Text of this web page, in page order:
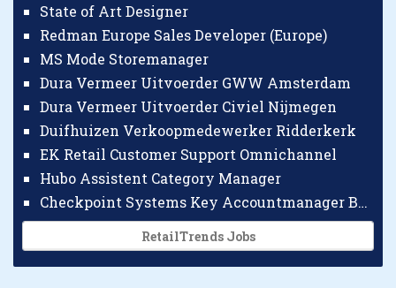
State of Art Designer
Redman Europe Sales Developer (Europe)
MS Mode Storemanager
Dura Vermeer Uitvoerder GWW Amsterdam
Dura Vermeer Uitvoerder Civiel Nijmegen
Duifhuizen Verkoopmedewerker Ridderkerk
EK Retail Customer Support Omnichannel
Hubo Assistent Category Manager
Checkpoint Systems Key Accountmanager Benelux
RetailTrends Jobs